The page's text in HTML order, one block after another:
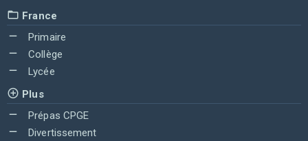
France
Primaire
Collège
Lycée
Plus
Prépas CPGE
Divertissement